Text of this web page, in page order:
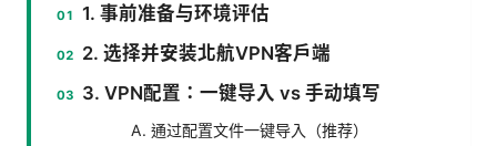
1. 事前准备与环境评估
2. 选择并安装北航VPN客户端
3. VPN配置：一键导入 vs 手动填写
A. 通过配置文件一键导入（推荐）